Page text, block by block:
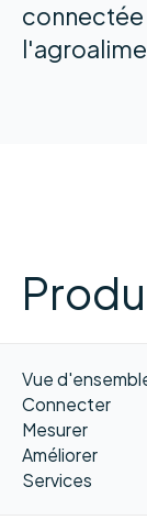
connectée
Vue
Connecter
Mesurer
Améliorer
Services